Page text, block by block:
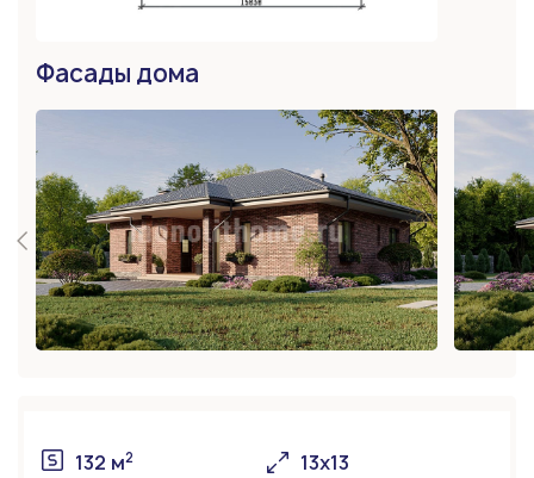
Фасады дома
132 м2 13х13